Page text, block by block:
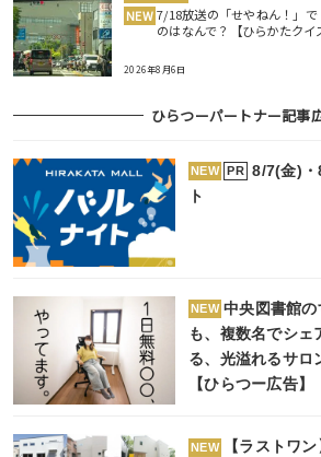
NEW 7/18放送の「せやねん！」
のはなんで？【ひらかたクイ
2026年8月6日
ひらつーパートナー記事
NEW PR
8/7(金)・
ト
NEW 中央図書館
も、複数名でシェ
る、光溢れるサロ
【ひらつー広告】
NEW
【ラストワ